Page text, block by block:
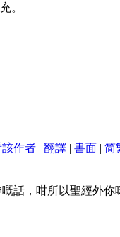
。
該作者 | 翻譯 | 書面 | 简
話，咁所以聖經外